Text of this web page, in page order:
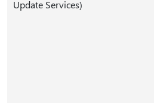
Update Services)